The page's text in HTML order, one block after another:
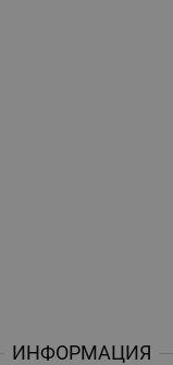
ИНФОРМАЦИЯ